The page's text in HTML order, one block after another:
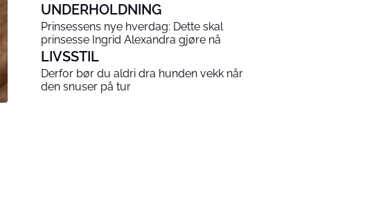
UNDERHOLDNING
Prinsessens nye hverdag: Dette skal
prinsesse Ingrid Alexandra gjøre nå
LIVSSTIL
Derfor bør du aldri dra hunden vekk når
den snuser på tur